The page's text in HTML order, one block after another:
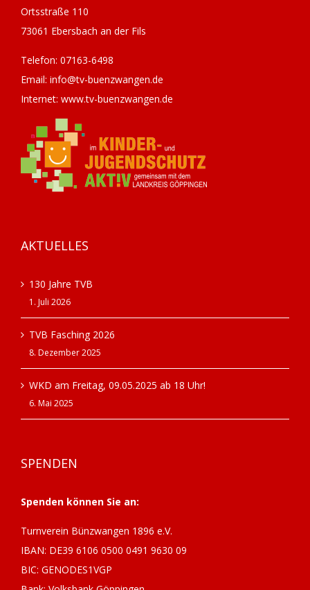
Ortsstraße 110
73061 Ebersbach an der Fils
Telefon: 07163-6498
Email: info@tv-buenzwangen.de
Internet: www.tv-buenzwangen.de
AKTUELLES
130 Jahre TVB
1. Juli 2026
TVB Fasching 2026
8. Dezember 2025
WKD am Freitag, 09.05.2025 ab 18 Uhr!
6. Mai 2025
SPENDEN
Spenden können Sie an:
Turnverein Bünzwangen 1896 e.V.
IBAN: DE39 6106 0500 0491 9630 09
BIC: GENODES1VGP